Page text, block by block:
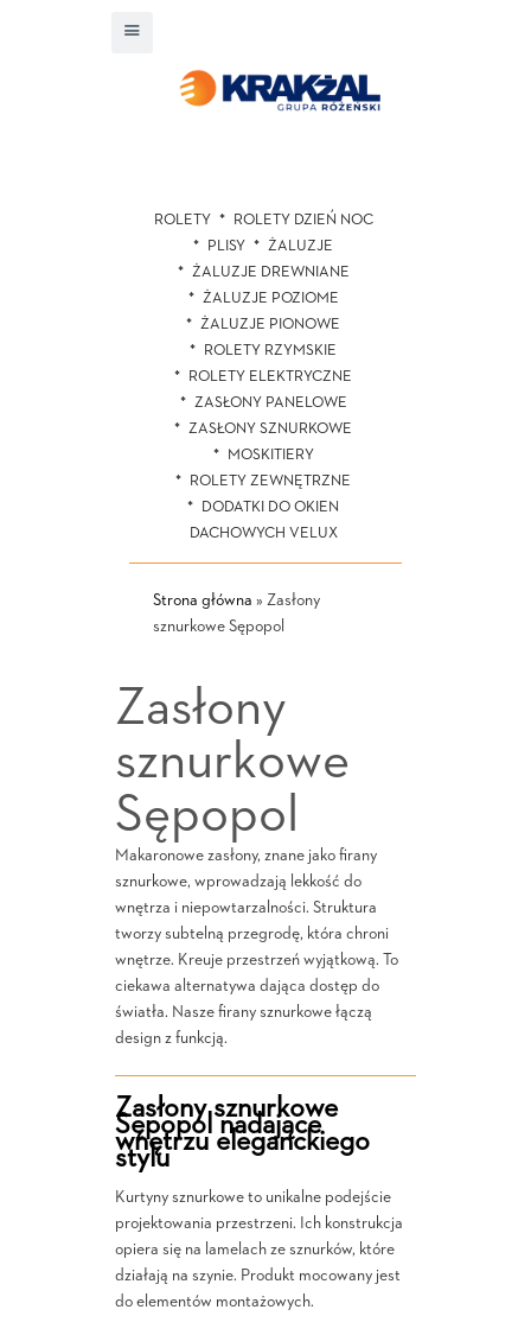
ROLETY
ROLETY DZIEŃ NOC
PLISY
ŻALUZJE
ŻALUZJE DREWNIANE
ŻALUZJE POZIOME
ŻALUZJE PIONOWE
ROLETY RZYMSKIE
ROLETY ELEKTRYCZNE
ZASŁONY PANELOWE
ZASŁONY SZNURKOWE
MOSKITIERY
ROLETY ZEWNĘTRZNE
DODATKI DO OKIEN
DACHOWYCH VELUX
Strona główna » Zasłony
sznurkowe Sępopol
Zasłony
sznurkowe
Sępopol
Makaronowe zasłony, znane jako firany
sznurkowe, wprowadzają lekkość do
wnętrza i niepowtarzalności. Struktura
tworzy subtelną przegrodę, która chroni
wnętrze. Kreuje przestrzeń wyjątkową. To
ciekawa alternatywa dająca dostęp do
światła. Nasze firany sznurkowe łączą
design z funkcją.
Zasłony sznurkowe
Sępopol nadające
wnętrzu eleganckiego
stylu
Kurtyny sznurkowe to unikalne podejście
projektowania przestrzeni. Ich konstrukcja
opiera się na lamelach ze sznurków, które
działają na szynie. Produkt mocowany jest
do elementów montażowych.